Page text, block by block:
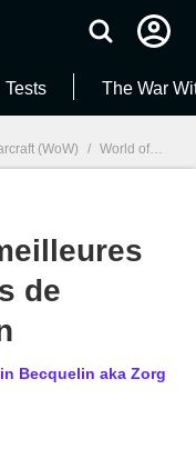
Tests The War
(WoW) / World of Warcraft : Légion
de
Becquelin aka Zorg